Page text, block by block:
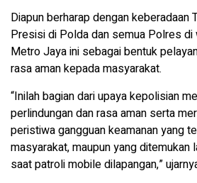
Diapun berharap dengan keberadaan
Presisi di Polda dan semua Polres di
Metro Jaya ini sebagai bentuk
rasa aman kepada masyarakat.
“Inilah bagian dari upaya kepolisian
perlindungan dan rasa aman serta
peristiwa gangguan keamanan yang
masyarakat, maupun yang
saat patroli mobile dilapangan,”